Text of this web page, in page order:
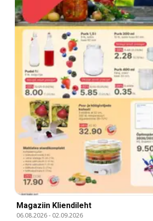
Magaziin Kliendileht
06.08.2026- 02.09.2026